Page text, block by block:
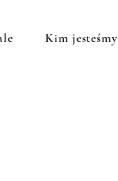
Kim jesteśmy